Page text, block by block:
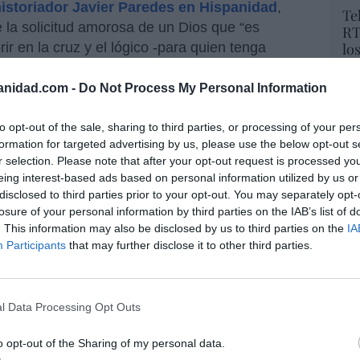
- Do Not Process My Personal Information
opt-out of the sale, sharing to third parties, or processing of your
for targeted advertising by us, please use the below opt-out
selection. Please note that after your opt-out request is processed
interest-based ads based on personal information utilized by us
to third parties prior to your opt-out. You may separately
of your personal information by third parties on the IAB’s list of
This information may also be disclosed by us to third parties on the
Participants that may further disclose it to other third parties.
Data Processing Opt Outs
opt-out of the Sharing of my personal data.
Javier Paredes en Hispanidad ,
solicitud amorosa de un Dios que “es
en la cruz y el lógico -para quien tenga
y cambio de vida.
tan urgente como importante, que los
con fieles, llámeles públicas como le
los españolesno pueden estar privados de
. Además, recuerden que los que han
no el Gobierno. El decreto del estado
una distancia mínima de entre 1 y 1,5
obispos, no menos. Mientras tanto, los
para combinar confinamiento y Semana
??
— Carmen Celdrán??
tu